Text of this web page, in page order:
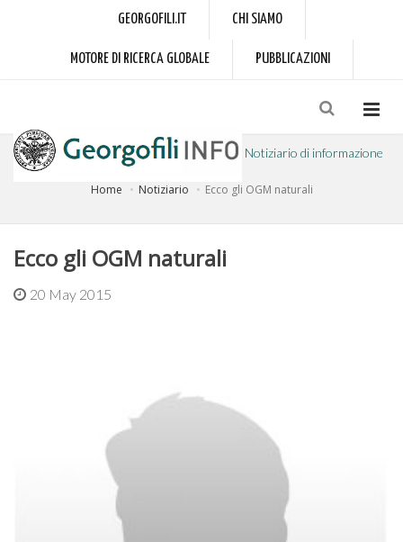
GEORGOFILI.IT CHI SIAMO
MOTORE DI RICERCA GLOBALE PUBBLICAZIONI
Notiziario di informazione
Home Notiziario Ecco gli OGM naturali
Ecco gli OGM naturali
20 May 2015